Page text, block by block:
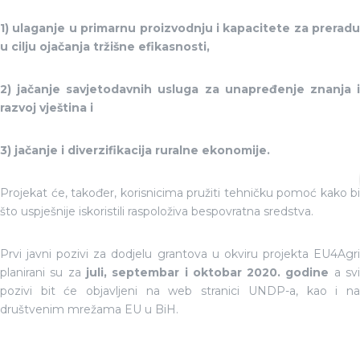
1) ulaganje u primarnu proizvodnju i kapacitete za preradu
u cilju ojačanja tržišne efikasnosti,
2) jačanje savjetodavnih usluga za unapređenje znanja i
razvoj vještina i
3) jačanje i diverzifikacija ruralne ekonomije.
Projekat će, također, korisnicima pružiti tehničku pomoć kako bi
što uspješnije iskoristili raspoloživa bespovratna sredstva.
Prvi javni pozivi za dodjelu grantova u okviru projekta EU4Agri
planirani su za juli, septembar i oktobar 2020. godine a svi
pozivi bit će objavljeni na web stranici UNDP-a, kao i na
društvenim mrežama EU u BiH.